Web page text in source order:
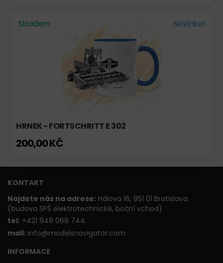
Skladem Novinka!
HRNEK - FORTSCHRITT E 302
200,00 KČ
KONTAKT
Najdete nás na adrese: Hálova 16, 851 01 Bratislava
(budova SPŠ elektrotechnické, boční vchod)
tel: +421 948 068 744
mail: info@modelsnavigator.com
INFORMACE